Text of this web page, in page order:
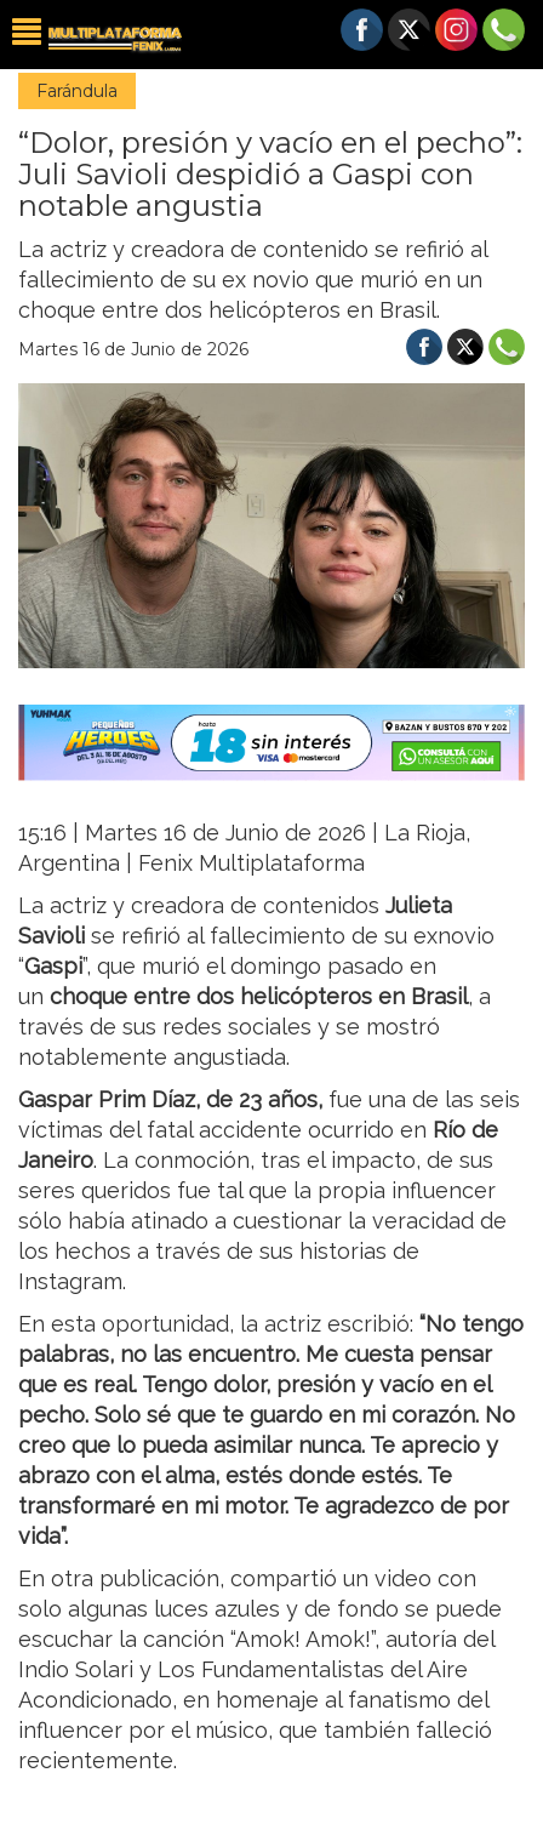
Farándula
“Dolor, presión y vacío en el pecho”:
Juli Savioli despidió a Gaspi con
notable angustia
La actriz y creadora de contenido se refirió al
fallecimiento de su ex novio que murió en un
choque entre dos helicópteros en Brasil.
Martes 16 de Junio de 2026
15:16 | Martes 16 de Junio de 2026 | La Rioja,
Argentina | Fenix Multiplataforma
La actriz y creadora de contenidos Julieta
Savioli se refirió al fallecimiento de su exnovio
“Gaspi”, que murió el domingo pasado en
un choque entre dos helicópteros en Brasil, a
través de sus redes sociales y se mostró
notablemente angustiada.
Gaspar Prim Díaz, de 23 años, fue una de las seis
víctimas del fatal accidente ocurrido en Río de
Janeiro. La conmoción, tras el impacto, de sus
seres queridos fue tal que la propia influencer
sólo había atinado a cuestionar la veracidad de
los hechos a través de sus historias de
Instagram.
En esta oportunidad, la actriz escribió: “No tengo
palabras, no las encuentro. Me cuesta pensar
que es real. Tengo dolor, presión y vacío en el
pecho. Solo sé que te guardo en mi corazón. No
creo que lo pueda asimilar nunca. Te aprecio y
abrazo con el alma, estés donde estés. Te
transformaré en mi motor. Te agradezco de por
vida”.
En otra publicación, compartió un video con
solo algunas luces azules y de fondo se puede
escuchar la canción “Amok! Amok!”, autoría del
Indio Solari y Los Fundamentalistas del Aire
Acondicionado, en homenaje al fanatismo del
influencer por el músico, que también falleció
recientemente.